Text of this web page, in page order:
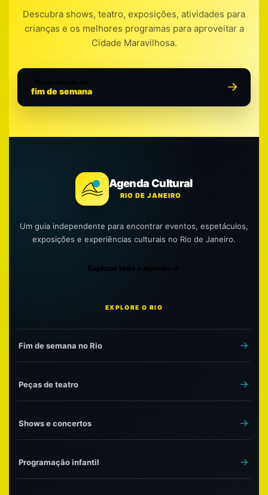
Descubra shows, teatro, exposições, atividades para
crianças e os melhores programas para aproveitar a
Cidade Maravilhosa.
fim de semana
Agenda Cultural
RIO DE JANEIRO
Um guia independente para encontrar eventos, espetáculos,
exposições e experiências culturais no Rio de Janeiro.
Explorar toda a agenda
EXPLORE O RIO
Fim de semana no Rio
Peças de teatro
Shows e concertos
Programação infantil